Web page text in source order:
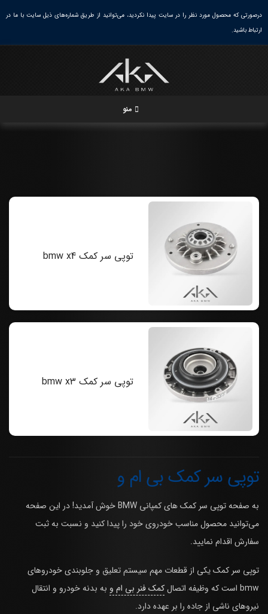
to
content
درصورتی که محصول مورد نظر را در سایت پیدا نکردید، می‌توانید از طریق شماره‌های ذیل سایت با ما در
ارتباط باشید.
منو
خانه شاسی و موتور کمک فنر BMW / توپی سر کمک بی
توپی سر کمک bmw x4
توپی سر کمک bmw x3
توپی سر کمک بی ام و
به صفحه توپی سر کمک های کمپانی BMW خوش آمدید! در این صفحه
می‌توانید محصول مناسب خودروی خود را پیدا کنید و نسبت به ثبت
سفارش اقدام نمایید.
توپی سر کمک یکی از قطعات مهم سیستم تعلیق و جلوبندی خودروهای
bmw است که وظیفه اتصال
کمک فنر بی ام و به بدنه خودرو و انتقال
نیروهای ناشی از جاده را بر عهده دارد.